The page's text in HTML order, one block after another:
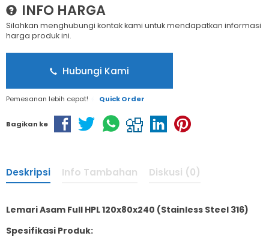
INFO HARGA
Silahkan menghubungi kontak kami untuk mendapatkan informasi
harga produk ini.
Hubungi Kami
Pemesanan lebih cepat! Quick Order
Bagikan ke
Deskripsi Info Tambahan Diskusi (0)
Lemari Asam Full HPL 120x80x240 (Stainless Steel 316)
Spesifikasi Produk: